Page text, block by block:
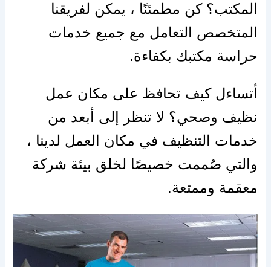
المكتب؟ كن مطمئنًا ، يمكن لفريقنا
المتخصص التعامل مع جميع خدمات
حراسة مكتبك بكفاءة.
أتساءل كيف تحافظ على مكان عمل
نظيف وصحي؟ لا تنظر إلى أبعد من
خدمات التنظيف في مكان العمل لدينا ،
والتي صُممت خصيصًا لخلق بيئة شركة
معقمة وممتعة.